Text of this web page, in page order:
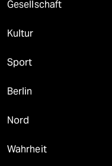
Gesellschaft
Kultur
Sport
Berlin
Nord
Wahrheit